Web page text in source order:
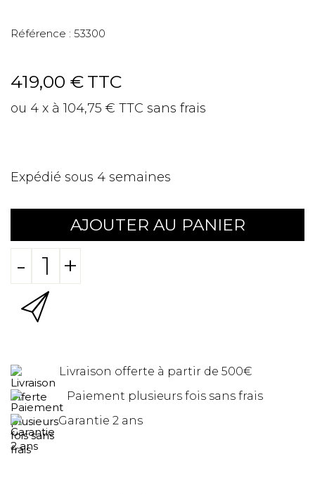
Référence : 53300
419,00 € TTC
ou 4 x à 104,75 € TTC sans frais
Expédié sous 4 semaines
AJOUTER AU PANIER
- +
Livraison offerte à partir de 500€
Paiement plusieurs fois sans frais
Garantie 2 ans